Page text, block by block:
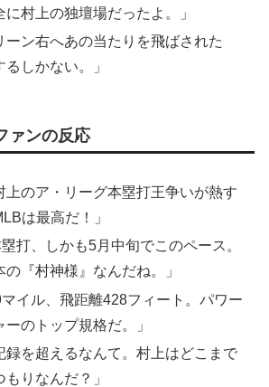
に村上の独壇場だったよ。」
ーン右へあの当たりを飛ばされた
しかない。」
ァンの反応
上のア・リーグ本塁打王争いが熱す
は最高だ！」
塁打、しかも5月中旬でこのペース。
『村神様』なんだね。」
マイル、飛距離428フィート。パワー
のトップ規格だ。」
録を超えるなんて。村上はどこまで
りなんだ？」